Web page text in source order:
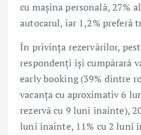
cu mașina personală, 27%
autocarul, iar 1,2% preferă
În privința rezervărilor,
respondenți își cumpărară
early booking (39% dintre
vacanța cu aproximativ 6
rezervă cu 9 luni înainte),
luni înainte, 11% cu 2 luni